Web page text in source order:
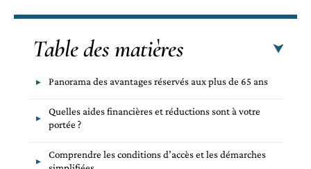
Table des matières
Panorama des avantages réservés aux plus de 65 ans
Quelles aides financières et réductions sont à votre
portée ?
Comprendre les conditions d’accès et les démarches